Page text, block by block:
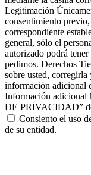
Legitimación
consentimiento
correspondiente
general, sólo el
autorizado podrá
pedimos. Derechos
sobre usted,
información adicional
Información adicional
DE PRIVACIDAD”
Consiento el uso
de su entidad.